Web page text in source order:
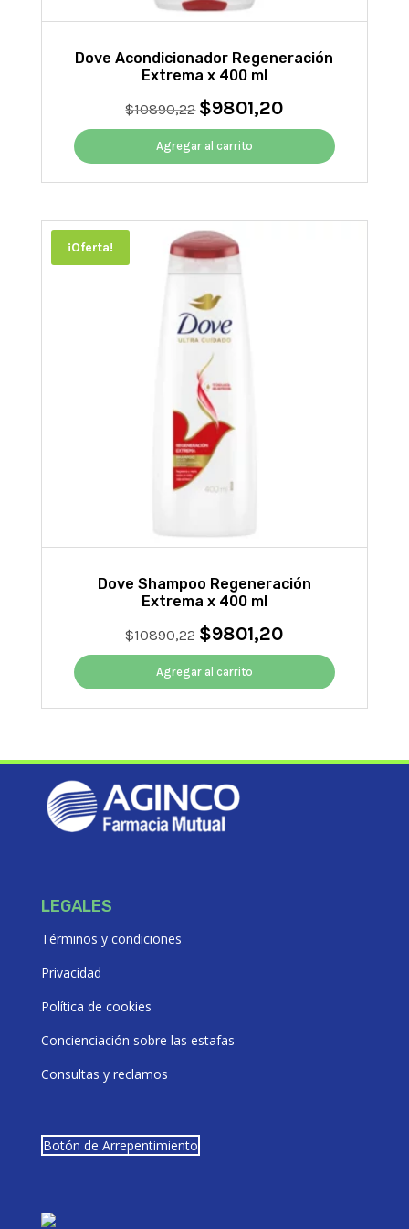
Dove Acondicionador Regeneración
Extrema x 400 ml
$10890,22 El
precio
original
era:
$10890,22.
$9801,20El
precio
es:
$9801,20.
Agregar al carrito
¡Oferta!
Dove Shampoo Regeneración
Extrema x 400 ml
$10890,22 El
precio
original
era:
$10890,22.
$9801,20El
precio
es:
$9801,20.
Agregar al carrito
LEGALES
Términos y condiciones
Privacidad
Política de cookies
Concienciación sobre las estafas
Consultas y reclamos
Botón de Arrepentimiento